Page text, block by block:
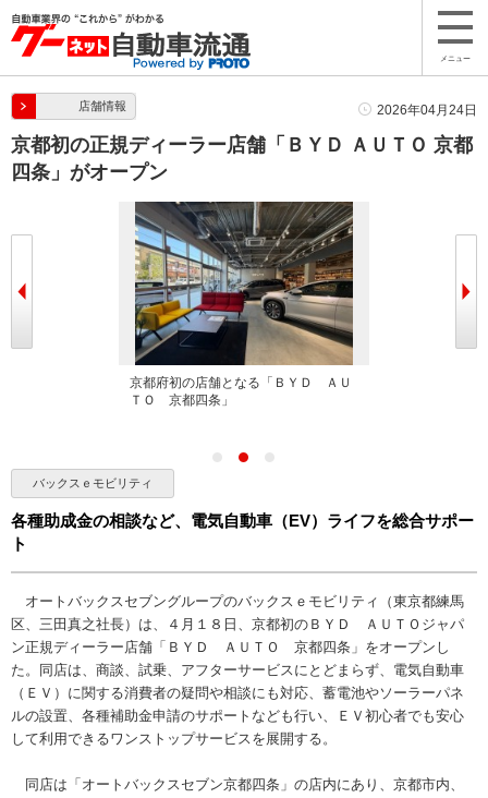
メニュー
店舗情報 2026年04月24日
京都初の正規ディーラー店舗「ＢＹＤ ＡＵＴＯ 京都
四条」がオープン
京都府初の店舗となる「ＢＹＤ ＡＵ
ＴＯ 京都四条」
バックスｅモビリティ
各種助成金の相談など、電気自動車（EV）ライフを総合サポー
ト
オートバックスセブングループのバックスｅモビリティ（東京都練馬
区、三田真之社長）は、４月１８日、京都初のＢＹＤ ＡＵＴＯジャパ
ン正規ディーラー店舗「ＢＹＤ ＡＵＴＯ 京都四条」をオープンし
た。同店は、商談、試乗、アフターサービスにとどまらず、電気自動車
（ＥＶ）に関する消費者の疑問や相談にも対応、蓄電池やソーラーパネ
ルの設置、各種補助金申請のサポートなども行い、ＥＶ初心者でも安心
して利用できるワンストップサービスを展開する。
同店は「オートバックスセブン京都四条」の店内にあり、京都市内、